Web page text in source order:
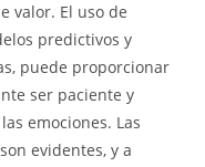
valor. El uso de
predictivos y
puede proporcionar
ser paciente y
emociones. Las
evidentes, y a